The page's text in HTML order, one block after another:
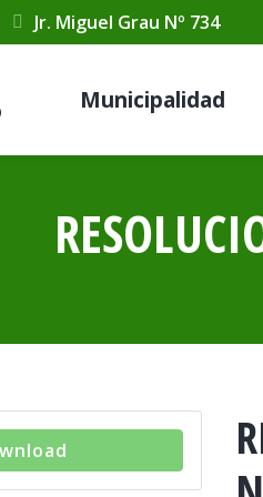
Jr. Miguel Grau Nº 734
Municipalidad